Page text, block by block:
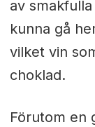
av
kunna gå
vilket vin
choklad.
Förutom en